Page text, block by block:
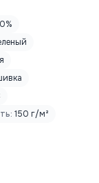
150 г/м²